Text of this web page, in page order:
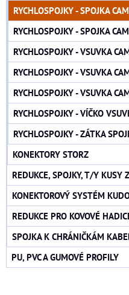
RYCHLOSPOJKY - SPOJKA
RYCHLOSPOJKY - SPOJKA
RYCHLOSPOJKY - VSUVKA
RYCHLOSPOJKY - VSUVKA
RYCHLOSPOJKY - VSUVKA
RYCHLOSPOJKY - VÍČKO
RYCHLOSPOJKY - ZÁTKA
KONEKTORY STORZ
REDUKCE, SPOJKY, T/Y KUSY
KONEKTOROVÝ SYSTÉM
REDUKCE PRO KOVOVÉ
SPOJKA K CHRÁNIČKÁM
PU, PVC A GUMOVÉ PROFILY